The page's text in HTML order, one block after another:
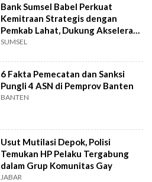
Bank Sumsel Babel Perkuat
Kemitraan Strategis dengan
Pemkab Lahat, Dukung Akselerasi
Ekonomi Daerah
SUMSEL
6 Fakta Pemecatan dan Sanksi
Pungli 4 ASN di Pemprov Banten
BANTEN
Usut Mutilasi Depok, Polisi
Temukan HP Pelaku Tergabung
dalam Grup Komunitas Gay
JABAR